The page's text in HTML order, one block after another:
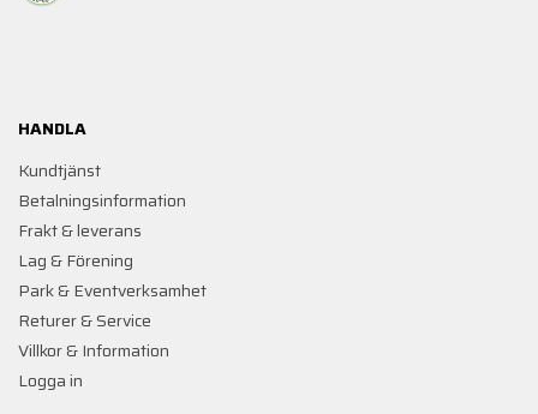
HANDLA
Kundtjänst
Betalningsinformation
Frakt & leverans
Lag & Förening
Park & Eventverksamhet
Returer & Service
Villkor & Information
Logga in